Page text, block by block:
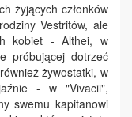
żyjących członków
Vestritów, ale
kobiet - Althei, w
próbującej dotrzeć
żywostatki, w
- w "Vivacii",
swemu kapitanowi